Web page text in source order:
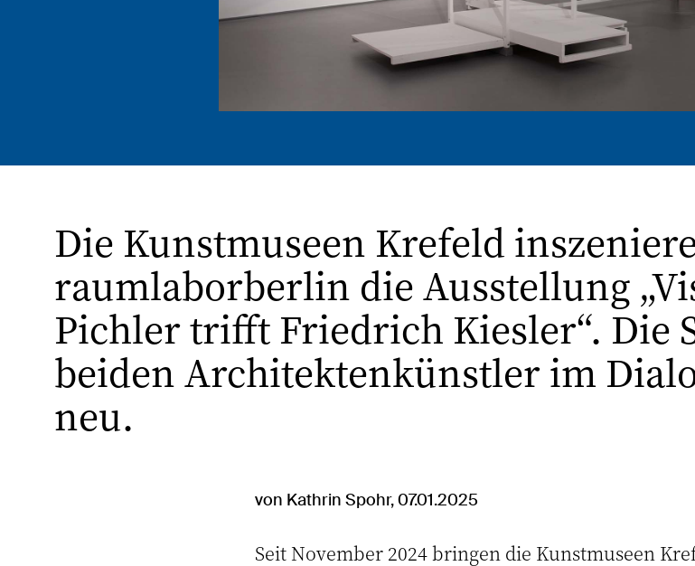
Die Kunstmuseen Krefeld
raumlaborberlin die Ausstellung
Pichler trifft Friedrich Kiesler“. Die
beiden Architektenkünstler im
neu.
von Kathrin Spohr, 07.01.2025
Seit November 2024 bringen die Kunstmuseen